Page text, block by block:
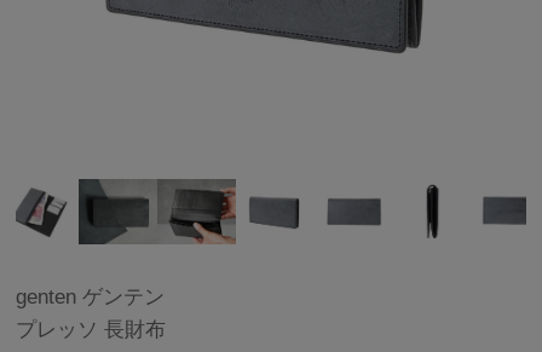
genten ゲンテン
プレッソ 長財布